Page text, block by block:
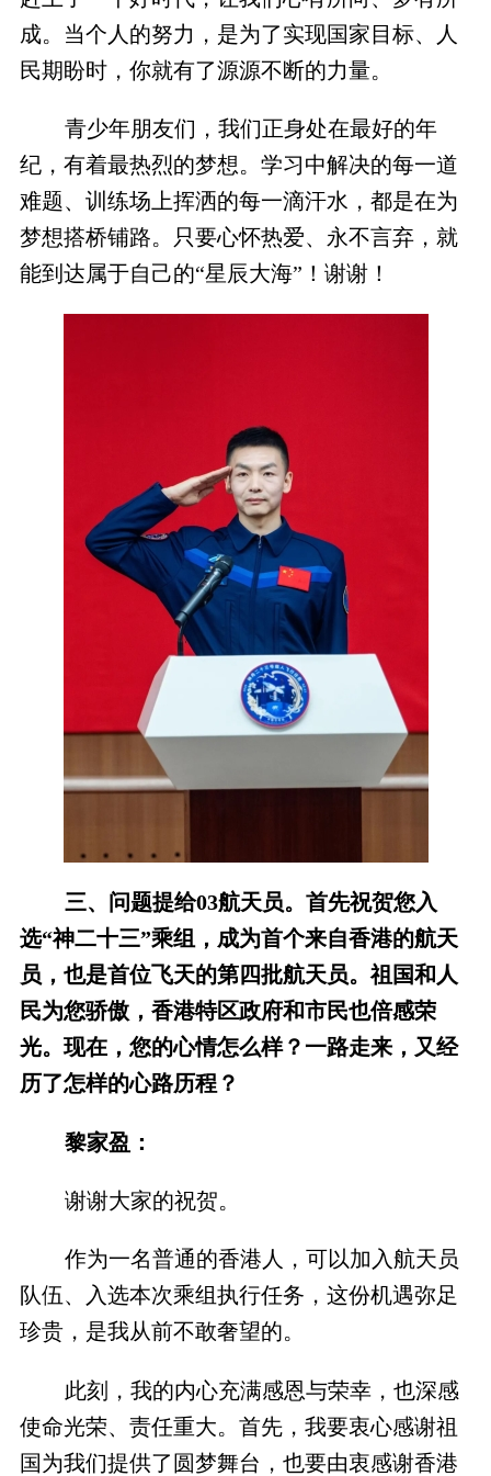
成。当个人的努力，是为了实现国家目标、人
民期盼时，你就有了源源不断的力量。
青少年朋友们，我们正身处在最好的年
纪，有着最热烈的梦想。学习中解决的每一道
难题、训练场上挥洒的每一滴汗水，都是在为
梦想搭桥铺路。只要心怀热爱、永不言弃，就
能到达属于自己的“星辰大海”！谢谢！
三、问题提给03航天员。首先祝贺您入
选“神二十三”乘组，成为首个来自香港的航天
员，也是首位飞天的第四批航天员。祖国和人
民为您骄傲，香港特区政府和市民也倍感荣
光。现在，您的心情怎么样？一路走来，又经
历了怎样的心路历程？
黎家盈：
谢谢大家的祝贺。
作为一名普通的香港人，可以加入航天员
队伍、入选本次乘组执行任务，这份机遇弥足
珍贵，是我从前不敢奢望的。
此刻，我的内心充满感恩与荣幸，也深感
使命光荣、责任重大。首先，我要衷心感谢祖
国为我们提供了圆梦舞台，也要由衷感谢香港